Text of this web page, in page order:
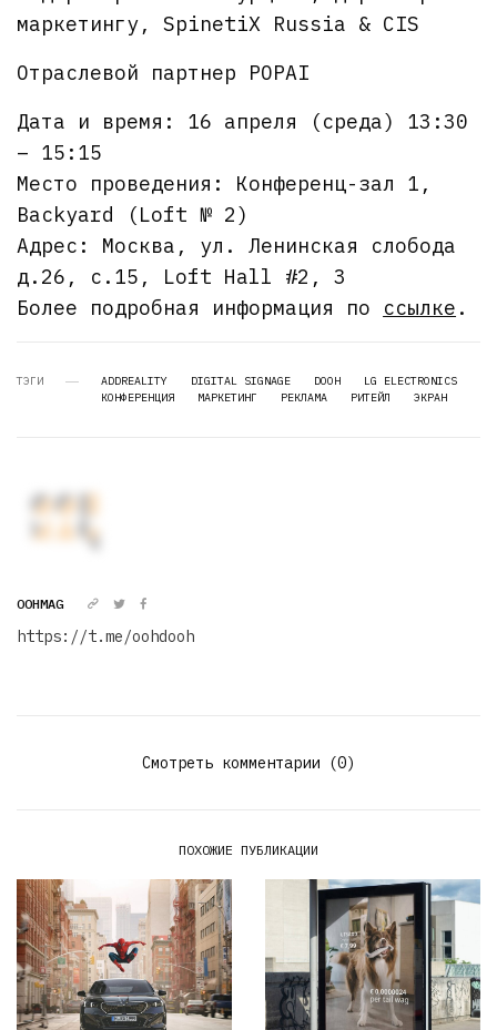
маркетингу, SpinetiX Russia & CIS
Отраслевой партнер POPAI
Дата и время: 16 апреля (среда) 13:30
– 15:15
Место проведения: Конференц-зал 1,
Backyard (Loft № 2)
Адрес: Москва, ул. Ленинская слобода
д.26, с.15, Loft Hall #2, 3
Более подробная информация по ссылке .
ТЭГИ ADDREALITY DIGITAL SIGNAGE DOOH
LG ELECTRONICS
КОНФЕРЕНЦИЯ
МАРКЕТИНГ РЕКЛАМА РИТЕЙЛ ЭКРАН
OOHMAG
https://t.me/oohdooh
Смотреть комментарии (0)
ПОХОЖИЕ ПУБЛИКАЦИИ